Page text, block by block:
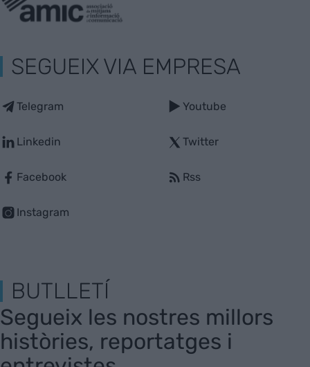
SEGUEIX VIA EMPRESA
Telegram
Linkedin
Facebook
Instagram
Youtube
Twitter
Rss
BUTLLETÍ
Segueix les nostres millors
històries, reportatges i